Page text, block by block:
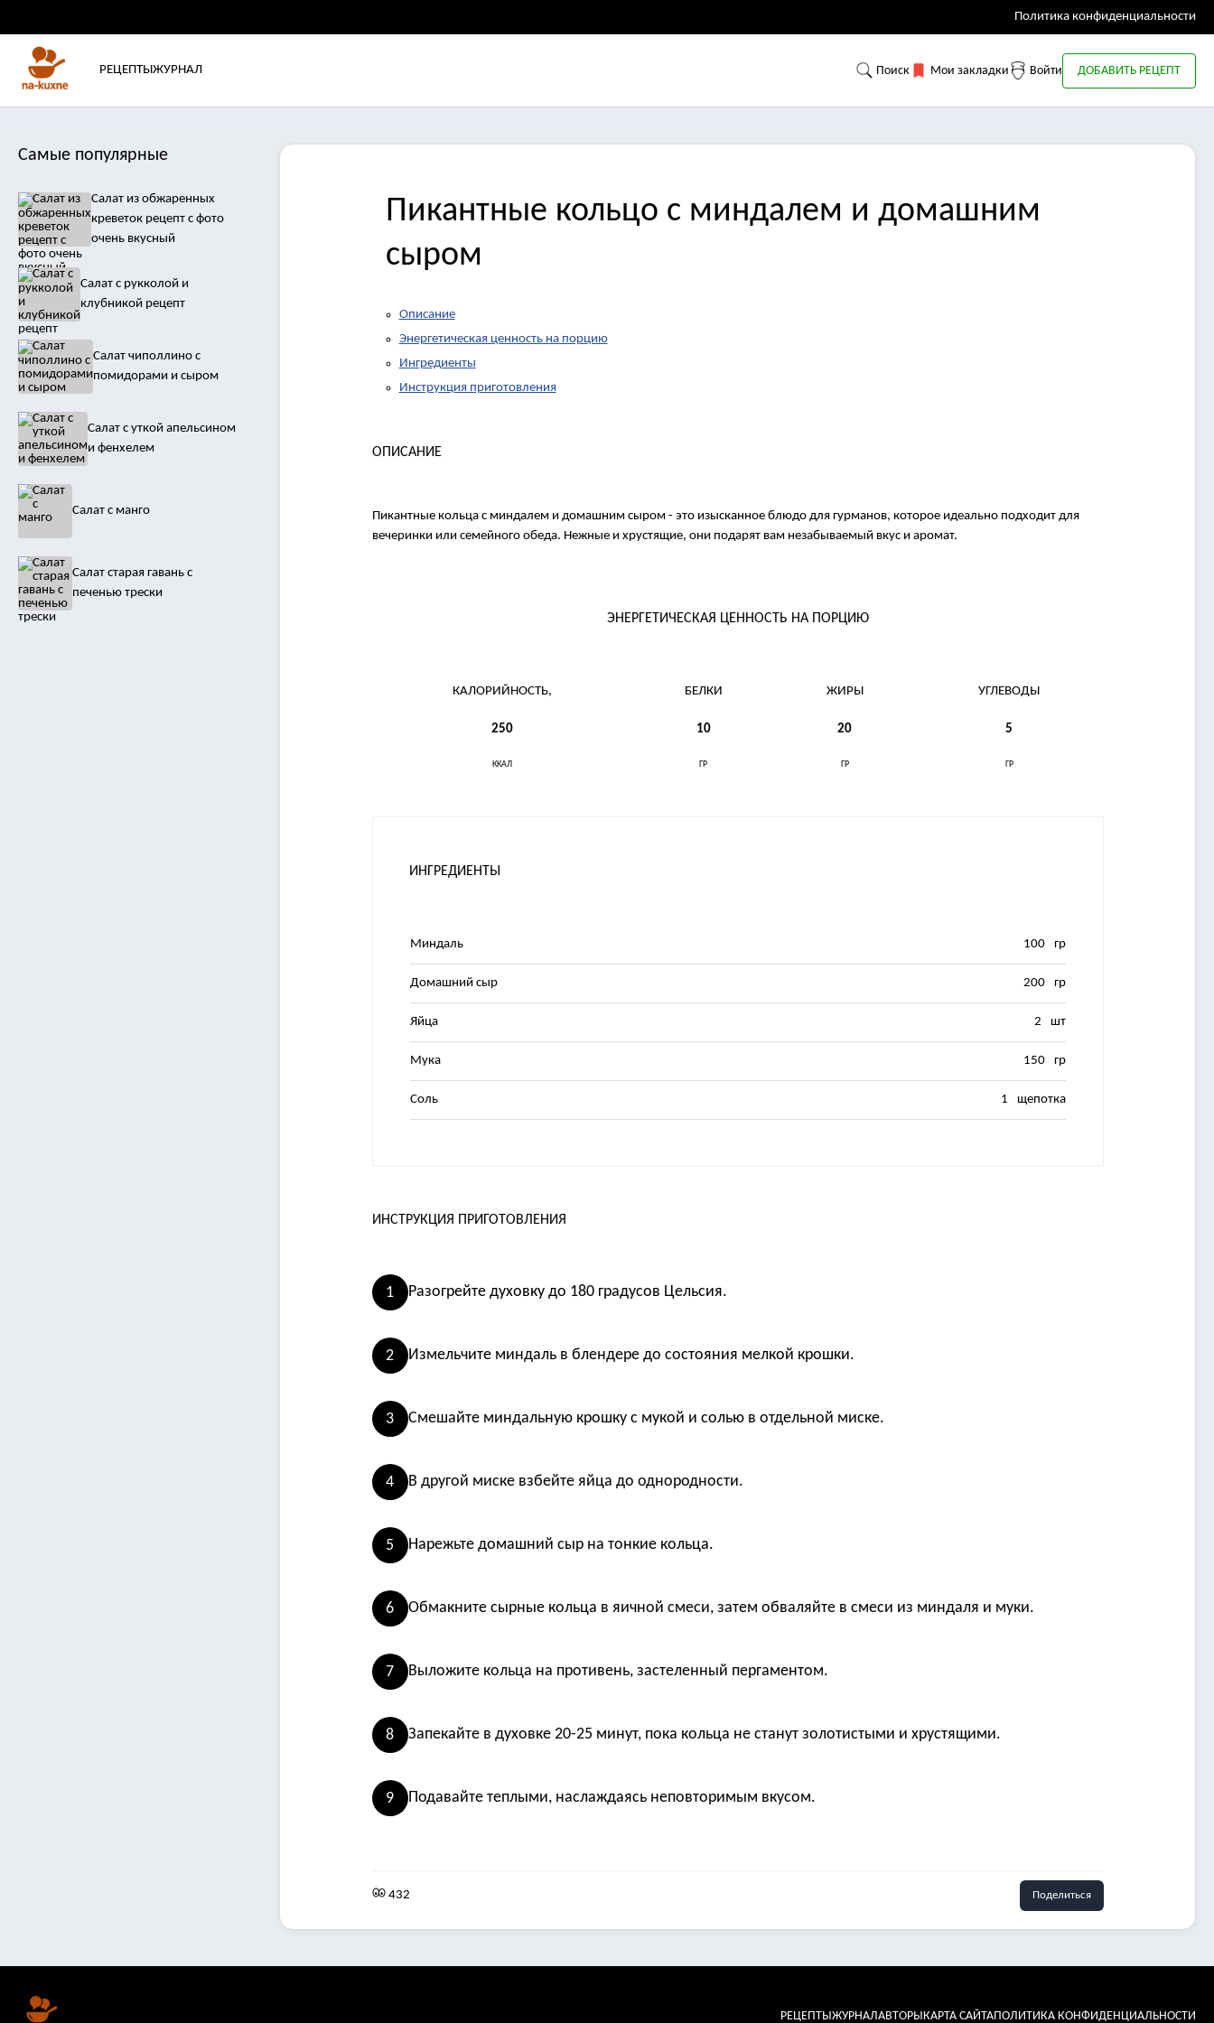
Политика конфиденциальности
РЕЦЕПТЫЖУРНАЛ Поиск Мои закладки Войти ДОБАВИТЬ РЕЦЕПТ
Самые популярные
Салат из обжаренных
креветок рецепт с фото
очень вкусный
Салат с рукколой и
клубникой рецепт
Салат чиполлино с
помидорами и сыром
Салат с уткой апельсином
и фенхелем
Салат с манго
Салат старая гавань с
печенью трески
Пикантные кольцо с миндалем и домашним
сыром
Описание
Энергетическая ценность на порцию
Ингредиенты
Инструкция приготовления
ОПИСАНИЕ
Пикантные кольца с миндалем и домашним сыром - это изысканное блюдо для гурманов, которое идеально подходит для
вечеринки или семейного обеда. Нежные и хрустящие, они подарят вам незабываемый вкус и аромат.
ЭНЕРГЕТИЧЕСКАЯ ЦЕННОСТЬ НА ПОРЦИЮ
КАЛОРИЙНОСТЬ, БЕЛКИ ЖИРЫ УГЛЕВОДЫ
250 10 20 5
ККАЛ ГР ГР ГР
ИНГРЕДИЕНТЫ
Миндаль 100 гр
Домашний сыр 200 гр
Яйца 2 шт
Мука 150 гр
Соль 1 щепотка
ИНСТРУКЦИЯ ПРИГОТОВЛЕНИЯ
1 Разогрейте духовку до 180 градусов Цельсия.
2 Измельчите миндаль в блендере до состояния мелкой крошки.
3 Смешайте миндальную крошку с мукой и солью в отдельной миске.
4 В другой миске взбейте яйца до однородности.
5 Нарежьте домашний сыр на тонкие кольца.
6 Обмакните сырные кольца в яичной смеси, затем обваляйте в смеси из миндаля и муки.
7 Выложите кольца на противень, застеленный пергаментом.
8 Запекайте в духовке 20-25 минут, пока кольца не станут золотистыми и хрустящими.
9 Подавайте теплыми, наслаждаясь неповторимым вкусом.
432 Поделиться
РЕЦЕПТЫЖУРНАЛАВТОРЫКАРТА САЙТАПОЛИТИКА КОНФИДЕНЦИАЛЬНОСТИ